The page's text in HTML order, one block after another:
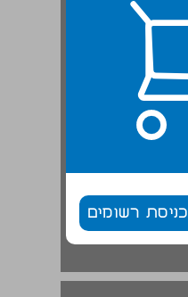
כניסת רשומים